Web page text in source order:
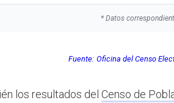
* Datos
Fuente: Oficina del Censo
los resultados del Censo de